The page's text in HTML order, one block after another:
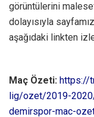
görüntülerini
dolayısıyla
aşağıdaki linkten
Maç Özeti: https://
lig/ozet/2019-
demirspor-mac-